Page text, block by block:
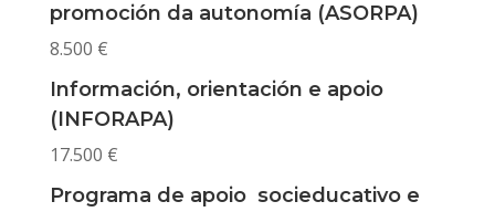
promoción da autonomía (ASORPA)
8.500 €
Información, orientación e apoio
(INFORAPA)
17.500 €
Programa de apoio socieducativo e